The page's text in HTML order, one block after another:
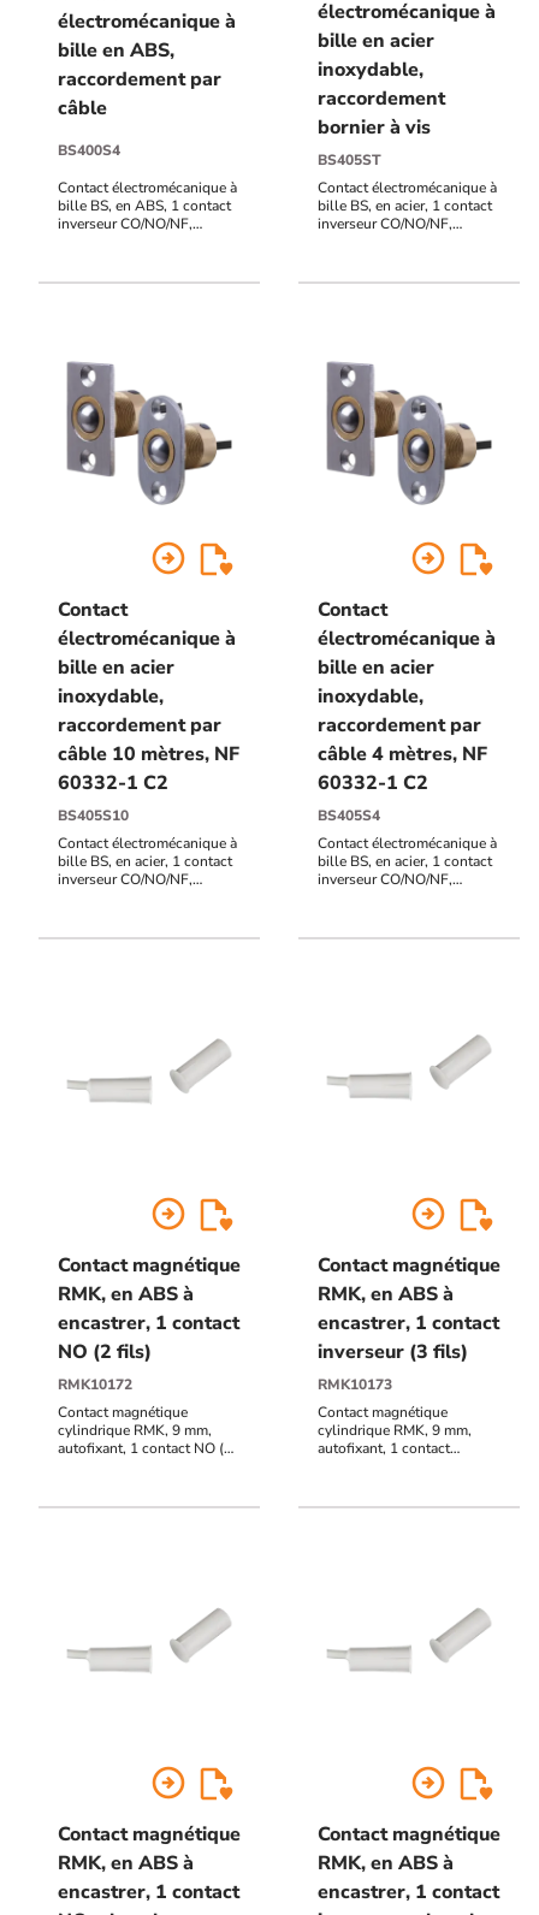
électromécanique à
bille en ABS,
raccordement par
câble
BS400S4
Contact électromécanique à
bille BS, en ABS, 1 contact
inverseur CO/NO/NF,
coupure
électromécanique à
bille en acier
inoxydable,
raccordement
bornier à vis
BS405ST
Contact électromécanique à
bille BS, en acier, 1 contact
inverseur CO/NO/NF,
distance de réaction
arrow_circle_right
Contact
électromécanique à
bille en acier
inoxydable,
raccordement par
câble 10 mètres, NF
60332-1 C2
BS405S10
Contact électromécanique à
bille BS, en acier, 1 contact
inverseur CO/NO/NF,
(autres longueurs sur
arrow_circle_right
Contact
électromécanique à
bille en acier
inoxydable,
raccordement par
câble 4 mètres, NF
60332-1 C2
BS405S4
Contact électromécanique à
bille BS, en acier, 1 contact
inverseur CO/NO/NF,
(autres longueurs sur
arrow_circle_right
Contact magnétique
RMK, en ABS à
encastrer, 1 contact
NO (2 fils)
RMK10172
Contact magnétique
cylindrique RMK, 9 mm,
autofixant, 1 contact NO (2
sur demande), distance de
arrow_circle_right
Contact magnétique
RMK, en ABS à
encastrer, 1 contact
inverseur (3 fils)
RMK10173
Contact magnétique
cylindrique RMK, 9 mm,
autofixant, 1 contact
mètres (autres longueurs
arrow_circle_right
Contact magnétique
RMK, en ABS à
encastrer, 1 contact
arrow_circle_right
Contact magnétique
RMK, en ABS à
encastrer, 1 contact